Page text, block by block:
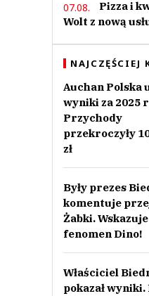
07.08.
Pizza i
Wolt z nową
NAJCZĘŚCIEJ
Auchan Polska
wyniki za 2025
Przychody
przekroczyły
zł
Były prezes
komentuje
Żabki.
fenomen Dino!
Właściciel
pokazał